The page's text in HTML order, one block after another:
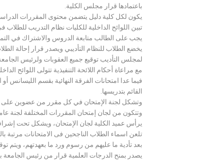
باعتمادها قرار مجلس الكلية.
يكون لكل كلية دليل يتضمن محتوى المقررات
تبين اللوائح الداخلية للكليات نظام التدريب
يجب على الطالب متابعة الدروس والاشتراك في
يخضع الطلاب للنظام التأديبي ويصدر قرار إحالة
لمجلس التأديب توقيع جميع العقوبات ولرئيس
مع مراعاة أحكام اللائحة التنفيذية تتولى اللوائح
فيما عدا امتحانات الفرقة النهائية بقسم
القائم بتدريسها.
وتشكل لجنة الإمتحان في كل مقرر من عضوين على
وتتكون من لجان إمتحان المقررات المختلفة لجنة
يرأس عميد الكلية لجان الإمتحان، ويشكل تحت إشرافه
تلعن اسماء الطلاب الناجحين فى الامتحانات مرتبة
بعد تأدية ما عليهم من رسوم ورد ما بعهدتهم، ويتم
يصدر بمنح الدرجات العلمية قرار من رئيس